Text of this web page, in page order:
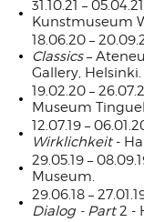
31.10.21 – 05.04.21
Kunstmuseum
18.06.20 –
Classics–
Gallery, Helsinki.
19.02.20 –
Museum
12.07.19 –
Wirklichkeit-
29.05.19 –
Museum.
29.06.18 –
Dialog - Part2 -